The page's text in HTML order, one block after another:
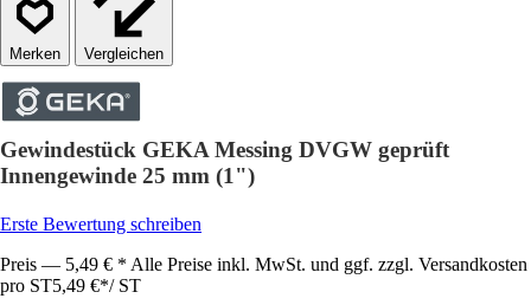
Vergleichen
Gewindestück GEKA Messing DVGW geprüft
Innengewinde 25 mm (1")
Erste Bewertung schreiben
Preis — 5,49 € * Alle Preise inkl. MwSt. und ggf. zzgl. Versandkosten
pro ST5,49 €*/ ST